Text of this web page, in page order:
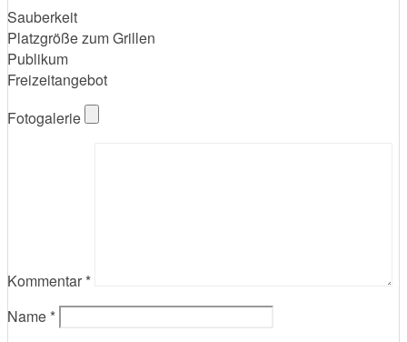
Sauberkeit
Platzgröße zum Grillen
Publikum
Freizeitangebot
Fotogalerie
Kommentar *
Name *